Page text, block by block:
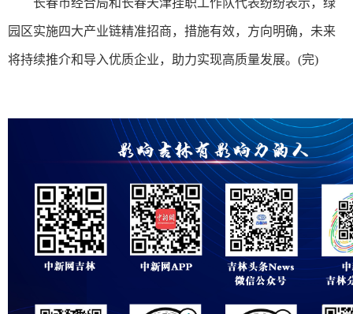
长春市经合局和长春天津挂职工作队代表纷纷表示，绿
园区实施四大产业链精准招商，措施有效，方向明确，未来
将持续推介和导入优质企业，助力实现高质量发展。(完)